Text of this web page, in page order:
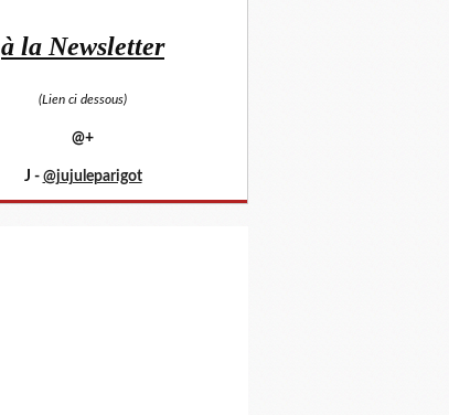
à la Newsletter
(Lien ci dessous)
@+
J - @jujuleparigot